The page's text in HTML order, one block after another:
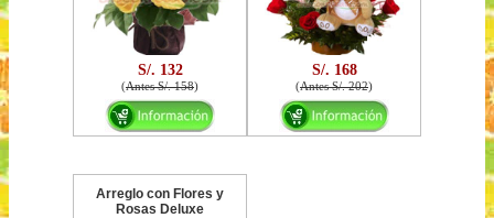
S/. 132
(Antes S/. 158)
S/. 168
(Antes S/. 202)
Arreglo con Flores y
Rosas Deluxe